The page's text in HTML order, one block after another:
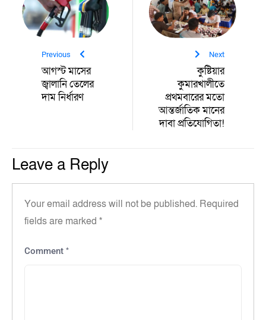
Previous
আগস্ট মাসের
জ্বালানি তেলের
দাম নির্ধারণ
Next
কুষ্টিয়ার
কুমারখালীতে
প্রথমবারের মতো
আন্তর্জাতিক মানের
দাবা প্রতিযোগিতা‎!‎
Leave a Reply
Your email address will not be published. Required
fields are marked *
Comment *